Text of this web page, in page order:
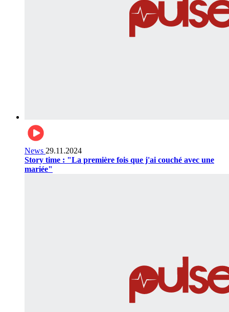
News 29.11.2024
Story time : "La première fois que j'ai couché avec une
mariée"